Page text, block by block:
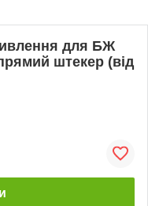
для БЖ
штекер (від